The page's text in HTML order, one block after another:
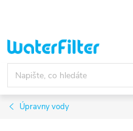
obsah
Úpravny vody